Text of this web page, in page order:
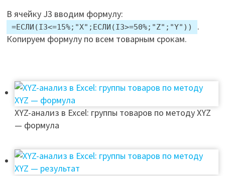
В ячейку J3 вводим формулу:
=ЕСЛИ(I3<=15%;"X";ЕСЛИ(I3>=50%;"Z";"Y"))
.
Копируем формулу по всем товарным срокам.
XYZ-анализ в Excel: группы товаров по методу XYZ
— формула